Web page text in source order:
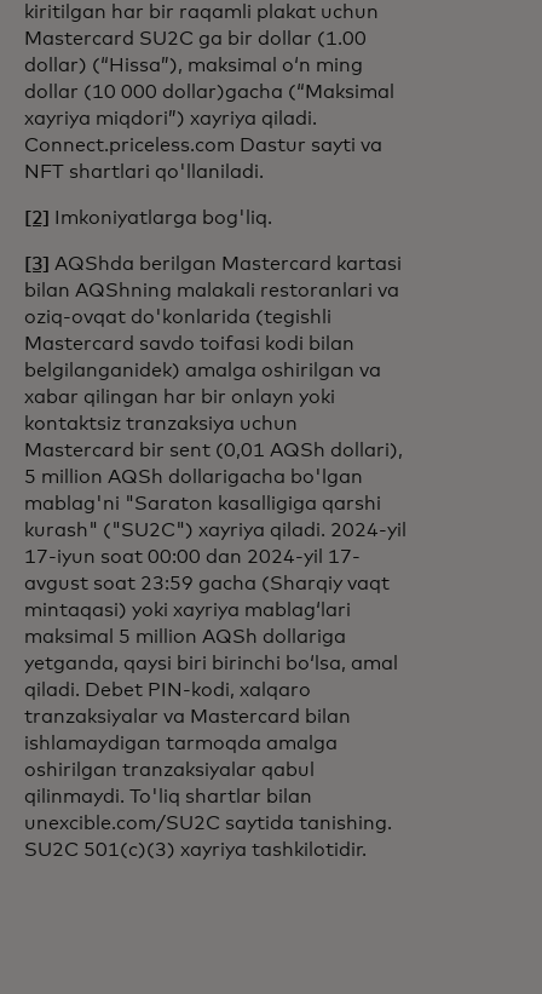
kiritilgan har bir raqamli plakat uchun
Mastercard SU2C ga bir dollar (1.00
dollar) (“Hissa”), maksimal oʻn ming
dollar (10 000 dollar)gacha (“Maksimal
xayriya miqdori”) xayriya qiladi.
Connect.priceless.com Dastur sayti va
NFT shartlari qo'llaniladi.
[2] Imkoniyatlarga bog'liq.
[3] AQShda berilgan Mastercard kartasi
bilan AQShning malakali restoranlari va
oziq-ovqat do'konlarida (tegishli
Mastercard savdo toifasi kodi bilan
belgilanganidek) amalga oshirilgan va
xabar qilingan har bir onlayn yoki
kontaktsiz tranzaksiya uchun
Mastercard bir sent (0,01 AQSh dollari),
5 million AQSh dollarigacha bo'lgan
mablag'ni "Saraton kasalligiga qarshi
kurash" ("SU2C") xayriya qiladi. 2024-yil
17-iyun soat 00:00 dan 2024-yil 17-
avgust soat 23:59 gacha (Sharqiy vaqt
mintaqasi) yoki xayriya mablagʻlari
maksimal 5 million AQSh dollariga
yetganda, qaysi biri birinchi boʻlsa, amal
qiladi. Debet PIN-kodi, xalqaro
tranzaksiyalar va Mastercard bilan
ishlamaydigan tarmoqda amalga
oshirilgan tranzaksiyalar qabul
qilinmaydi. To'liq shartlar bilan
unexcible.com/SU2C saytida tanishing.
SU2C 501(c)(3) xayriya tashkilotidir.